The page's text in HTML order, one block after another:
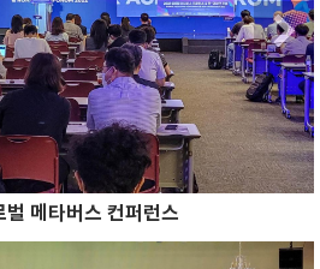
메타버스 컨퍼런스